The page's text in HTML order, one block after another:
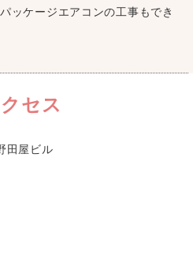
ッケージエアコンの工事もでき
セス
田屋ビル